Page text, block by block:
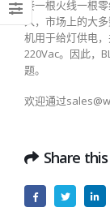
接一根火线一根
入，市场上的大
机用于给灯供电
220Vac。因此，
题。
欢迎通过
Share